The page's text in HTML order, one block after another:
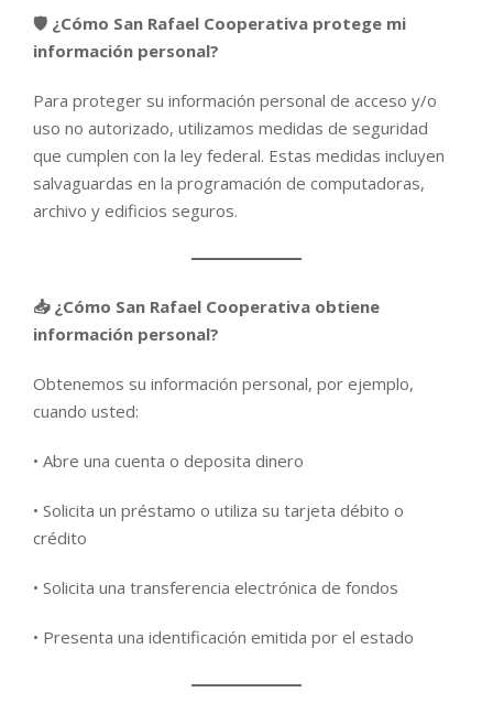
🛡️ ¿Cómo San Rafael Cooperativa protege mi
información personal?
Para proteger su información personal de acceso y/o
uso no autorizado, utilizamos medidas de seguridad
que cumplen con la ley federal. Estas medidas incluyen
salvaguardas en la programación de computadoras,
archivo y edificios seguros.
📥 ¿Cómo San Rafael Cooperativa obtiene
información personal?
Obtenemos su información personal, por ejemplo,
cuando usted:
• Abre una cuenta o deposita dinero
• Solicita un préstamo o utiliza su tarjeta débito o
crédito
• Solicita una transferencia electrónica de fondos
• Presenta una identificación emitida por el estado